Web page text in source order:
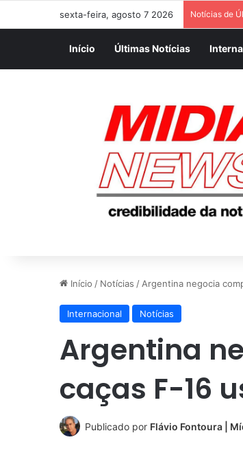
sexta-feira, agosto 7 2026 Notícias de
Início Últimas Notícias
Início / Notícias /Argentina negocia
Internacional Notícias
Argentina
caças F-16
Publicado por Flávio Fontoura |